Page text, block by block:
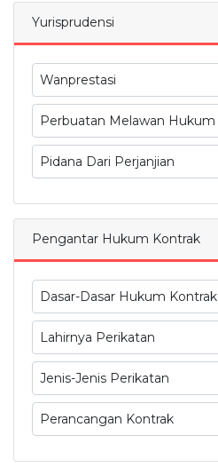
Yurisprudensi
Wanprestasi
Perbuatan Melawan Hukum
Pidana Dari Perjanjian
Pengantar Hukum Kontrak
Dasar-Dasar Hukum Kontrak
Lahirnya Perikatan
Jenis-Jenis Perikatan
Perancangan Kontrak